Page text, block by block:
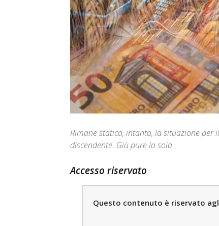
Rimane statica, intanto, la situazione per
discendente. Giù pure la soia
Accesso riservato
Questo contenuto è riservato